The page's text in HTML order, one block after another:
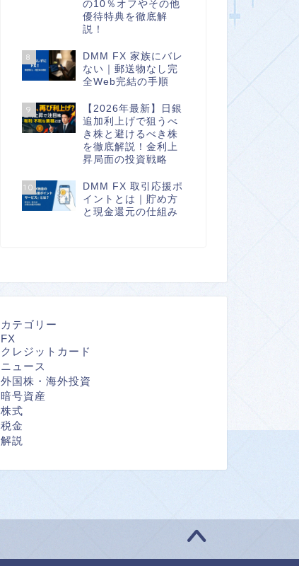
の10％オフやその他
優待特典を徹底解
説！
8
DMM FX 家族にバレ
ない｜郵送物なし完
全Web完結の手順
9
【2026年最新】日銀
追加利上げで狙うべ
き株と避けるべき株
を徹底解説！金利上
昇局面の投資戦略
10
DMM FX 取引応援ポ
イントとは｜貯め方
と現金還元の仕組み
カテゴリー
FX
クレジットカード
ニュース
外国株・海外投資
暗号資産
株式
税金
解説